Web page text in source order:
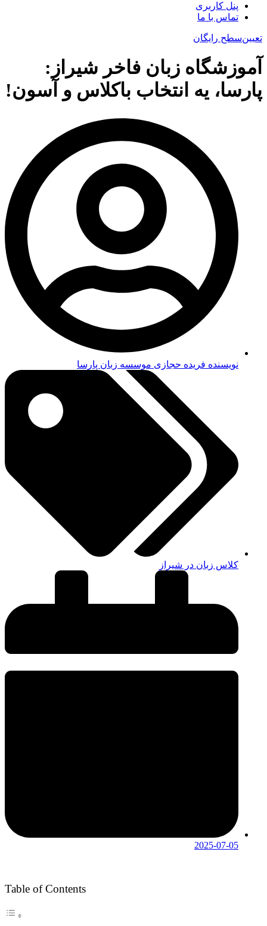
پنل کاربری
تماس با ما
تعیین‌سطح رایگان
آموزشگاه زبان فاخر شیراز:
پارسا، یه انتخاب باکلاس و آسون!
نویسنده فریده حجازی موسسه زبان پارسا
کلاس زبان در شیراز
2025-07-05
Table of Contents